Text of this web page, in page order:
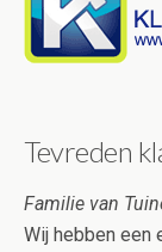
Tevreden
Familie van
Wij hebben een